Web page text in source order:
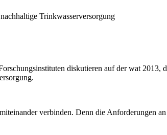
Trinkwasserversorgung
diskutieren auf der wat
verbinden. Denn die Anforderungen